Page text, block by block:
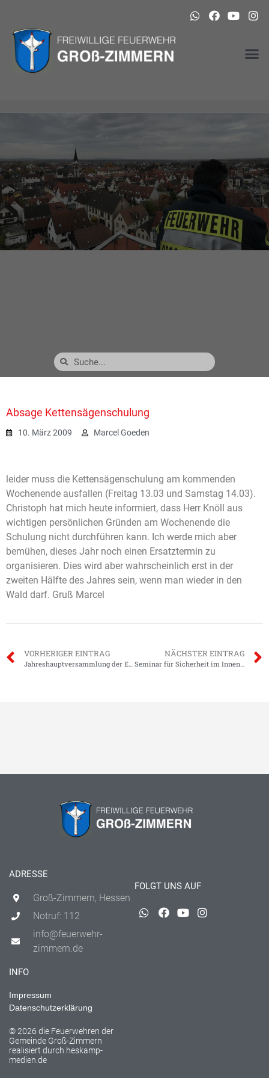
Absage Kettensägenschulung
10. März 2009 Marcel Goeden
leider muss die Kettensägenschulung am kommenden
Wochenende ausfallen (Freitag 13.03 und Samstag 14.03).
Christoph hat mich heute informiert, dass Herr Knöll aus
wichtigen persönlichen Gründen am Wochenende die
Schulung nicht durchführen kann. Ich werde mich aber
bemühen, dieses Jahr noch einen Ersatztermin zu
organisieren. Dies wird aber wahrscheinlich erst in der
zweiten Hälfte des Jahres sein, wenn man wieder in den
Wald darf. Gruß Marcel
VORHERIGER EINTRAG
Jahreshauptversammlung der Einsatzabteilungen
NÄCHSTER EINTRAG
Seminar für Sicherheit im Innenangriff
ADRESSE
Groß-Zimmern, Hessen
Notruf: 112
info@feuerwehr-
zimmern.de
FOLGT UNS AUF
INFO
Impressum
Datenschutzerklärung
© 2026 die Feuerwehren der
Gemeinde Groß-Zimmern
realisiert durch heskamp-
medien.de